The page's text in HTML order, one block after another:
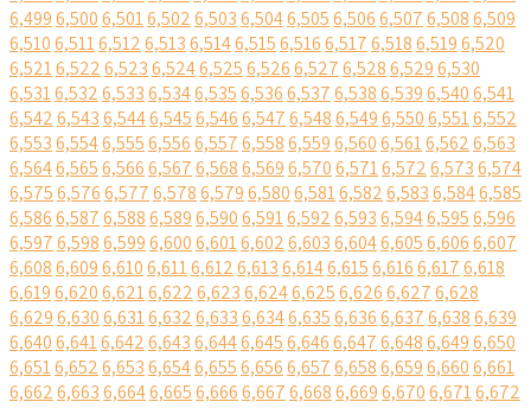
6,4996,5006,5016,5026,5036,5046,5056,5066,5076,5086,509
6,5106,5116,5126,5136,5146,5156,5166,5176,5186,5196,520
6,5216,5226,5236,5246,5256,5266,5276,5286,5296,530
6,5316,5326,5336,5346,5356,5366,5376,5386,5396,5406,541
6,5426,5436,5446,5456,5466,5476,5486,5496,5506,5516,552
6,5536,5546,5556,5566,5576,5586,5596,5606,5616,5626,563
6,5646,5656,5666,5676,5686,5696,5706,5716,5726,5736,574
6,5756,5766,5776,5786,5796,5806,5816,5826,5836,5846,585
6,5866,5876,5886,5896,5906,5916,5926,5936,5946,5956,596
6,5976,5986,5996,6006,6016,6026,6036,6046,6056,6066,607
6,6086,6096,6106,6116,6126,6136,6146,6156,6166,6176,618
6,6196,6206,6216,6226,6236,6246,6256,6266,6276,628
6,6296,6306,6316,6326,6336,6346,6356,6366,6376,6386,639
6,6406,6416,6426,6436,6446,6456,6466,6476,6486,6496,650
6,6516,6526,6536,6546,6556,6566,6576,6586,6596,6606,661
6,6626,6636,6646,6656,6666,6676,6686,6696,6706,6716,672